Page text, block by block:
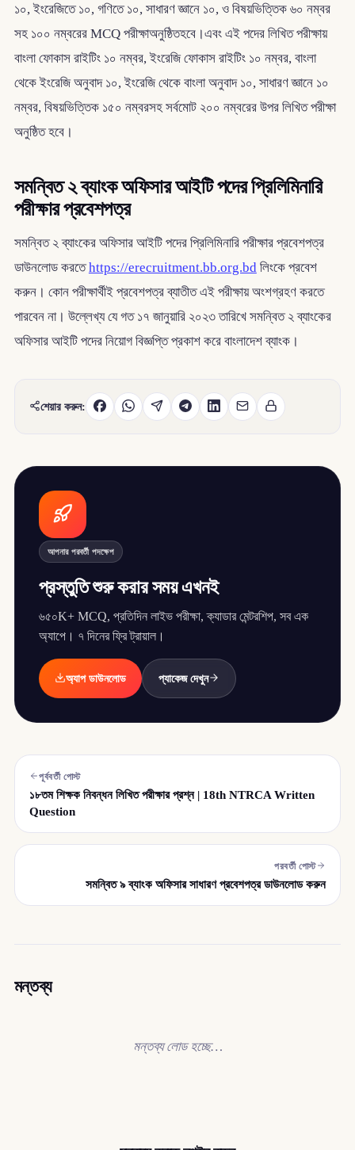
১০, ইংরেজিতে ১০, গণিতে ১০, সাধারণ জ্ঞানে ১০, ও বিষয়ভিত্তিক ৬০ নম্বর
সহ ১০০ নম্বরের MCQ পরীক্ষাঅনুষ্ঠিতহবে।এবং এই পদের লিখিত পরীক্ষায়
বাংলা ফোকাস রাইটিং ১০ নম্বর, ইংরেজি ফোকাস রাইটিং ১০ নম্বর, বাংলা
থেকে ইংরেজি অনুবাদ ১০, ইংরেজি থেকে বাংলা অনুবাদ ১০, সাধারণ জ্ঞানে ১০
নম্বর, বিষয়ভিত্তিক ১৫০ নম্বরসহ সর্বমোট ২০০ নম্বরের উপর লিখিত পরীক্ষা
অনুষ্ঠিত হবে।
সমন্বিত ২ ব্যাংক অফিসার আইটি পদের প্রিলিমিনারি
পরীক্ষার প্রবেশপত্র
সমন্বিত ২ ব্যাংকের অফিসার আইটি পদের প্রিলিমিনারি পরীক্ষার প্রবেশপত্র
ডাউনলোড করতেhttps://erecruitment.bb.org.bdলিংকে প্রবেশ
করুন। কোন পরীক্ষার্থীই প্রবেশপত্র ব্যাতীত এই পরীক্ষায় অংশগ্রহণ করতে
পারবেন না। উল্লেখ্য যে গত ১৭ জানুয়ারি ২০২৩ তারিখে সমন্বিত ২ ব্যাংকের
অফিসার আইটি পদের নিয়োগ বিজ্ঞপ্তি প্রকাশ করে বাংলাদেশ ব্যাংক।
শেয়ার করুন:
আপনার পরবর্তী পদক্ষেপ
প্রস্তুতি শুরু করার সময় এখনই
৬৫০K+ MCQ, প্রতিদিন লাইভ পরীক্ষা, ক্যাডার মেন্টরশিপ, সব এক
অ্যাপে। ৭ দিনের ফ্রি ট্রায়াল।
অ্যাপ ডাউনলোড প্যাকেজ দেখুন
পূর্ববর্তী পোস্ট
১৮তম শিক্ষক নিবন্ধন লিখিত পরীক্ষার প্রশ্ন | 18th NTRCA Written
Question
পরবর্তী পোস্ট
সমন্বিত ৯ ব্যাংক অফিসার সাধারণ প্রবেশপত্র ডাউনলোড করুন
মন্তব্য
মন্তব্য লোড হচ্ছে…